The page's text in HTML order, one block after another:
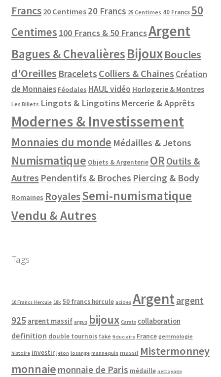
Francs 20 Centimes 20 Francs 25 Centimes 40 Francs 50
Centimes 100 Francs & 50 FrancsArgent
Bagues & ChevalièresBijouxBoucles
d'Oreilles Bracelets Colliers & Chaines Création
de Monnaies Féodales HAUL vidéo Horlogerie & Montres
Les Billets Lingots & Lingotins Mercerie & Apprêts
Modernes & Investissement
Monnaies du monde Médailles & Jetons
Numismatique Objets & Argenterie OR Outils &
Autres Pendentifs & Broches Piercing & Body
Romaines RoyalesSemi-numismatique
Vendu & Autres
Tags
10 Francs Hercule 18k 50 francs hercule acides Argentargent
925 argent massif argus bijoux Carats collaboration
definition double tournois fake fiduciaire France gemmologie
histoire investir jeton losange mannequin massif Mistermonney
monnaie monnaie de Paris médaille nettoyage